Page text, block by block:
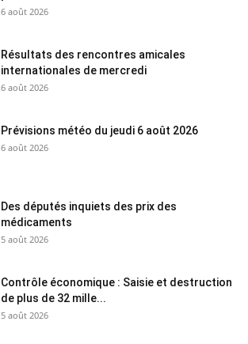
6 août 2026
Résultats des rencontres amicales
internationales de mercredi
6 août 2026
Prévisions météo du jeudi 6 août 2026
6 août 2026
Des députés inquiets des prix des
médicaments
5 août 2026
Contrôle économique : Saisie et destruction
de plus de 32 mille...
5 août 2026